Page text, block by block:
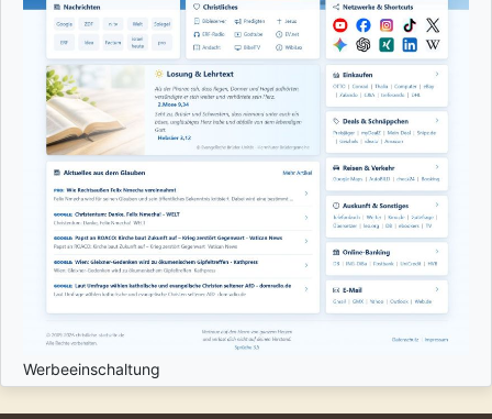
Werbeeinschaltung